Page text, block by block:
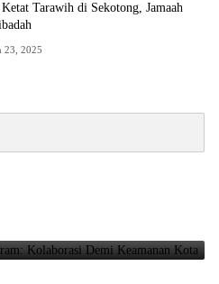
Ketat Tarawih di Sekotong, Jamaah
23, 2025